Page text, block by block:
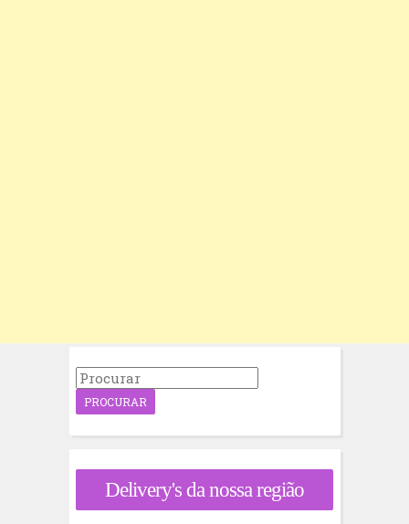
P
r
a
p
Delivery's da nossa região